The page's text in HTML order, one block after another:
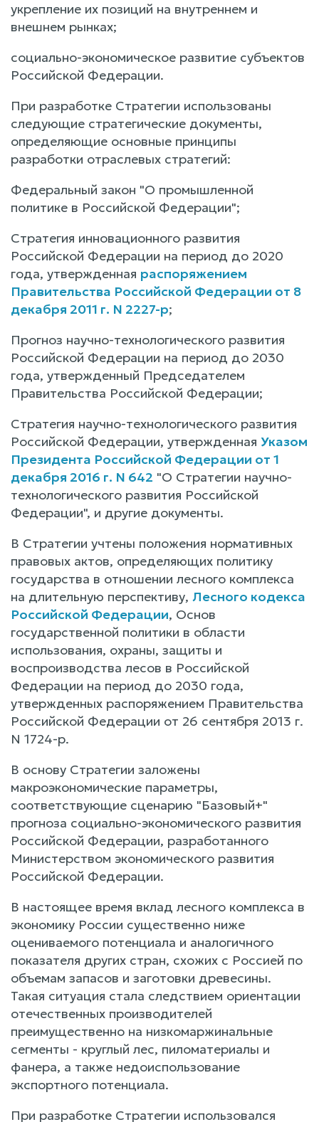
укрепление их позиций на внутреннем и
внешнем рынках;
социально-экономическое развитие субъектов
Российской Федерации.
При разработке Стратегии использованы
следующие стратегические документы,
определяющие основные принципы
разработки отраслевых стратегий:
Федеральный закон "О промышленной
политике в Российской Федерации";
Стратегия инновационного развития
Российской Федерации на период до 2020
года, утвержденная распоряжением
Правительства Российской Федерации от 8
декабря 2011 г. N 2227-р;
Прогноз научно-технологического развития
Российской Федерации на период до 2030
года, утвержденный Председателем
Правительства Российской Федерации;
Стратегия научно-технологического развития
Российской Федерации, утвержденная Указом
Президента Российской Федерации от 1
декабря 2016 г. N 642 "О Стратегии научно-
технологического развития Российской
Федерации", и другие документы.
В Стратегии учтены положения нормативных
правовых актов, определяющих политику
государства в отношении лесного комплекса
на длительную перспективу, Лесного кодекса
Российской Федерации, Основ
государственной политики в области
использования, охраны, защиты и
воспроизводства лесов в Российской
Федерации на период до 2030 года,
утвержденных распоряжением Правительства
Российской Федерации от 26 сентября 2013 г.
N 1724-р.
В основу Стратегии заложены
макроэкономические параметры,
соответствующие сценарию "Базовый+"
прогноза социально-экономического развития
Российской Федерации, разработанного
Министерством экономического развития
Российской Федерации.
В настоящее время вклад лесного комплекса в
экономику России существенно ниже
оцениваемого потенциала и аналогичного
показателя других стран, схожих с Россией по
объемам запасов и заготовки древесины.
Такая ситуация стала следствием ориентации
отечественных производителей
преимущественно на низкомаржинальные
сегменты - круглый лес, пиломатериалы и
фанера, а также недоиспользование
экспортного потенциала.
При разработке Стратегии использовался